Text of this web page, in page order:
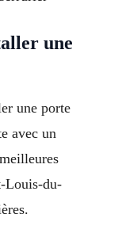
une
une porte
avec un
Louis-du-